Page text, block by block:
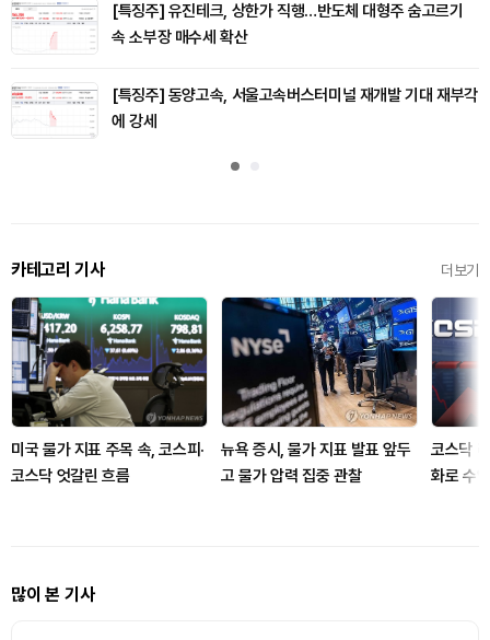
[특징주] 유진테크, 상한가 직행…반도체 대형주 숨고르기
속 소부장 매수세 확산
[특징주] 동양고속, 서울고속버스터미널 재개발 기대 재부각
에 강세
카테고리 기사 더보기
미국 물가 지표 주목 속, 코스피·
코스닥 엇갈린 흐름
뉴욕 증시, 물가 지표 발표 앞두
고 물가 압력 집중 관찰
코스닥
화로 수
많이 본 기사